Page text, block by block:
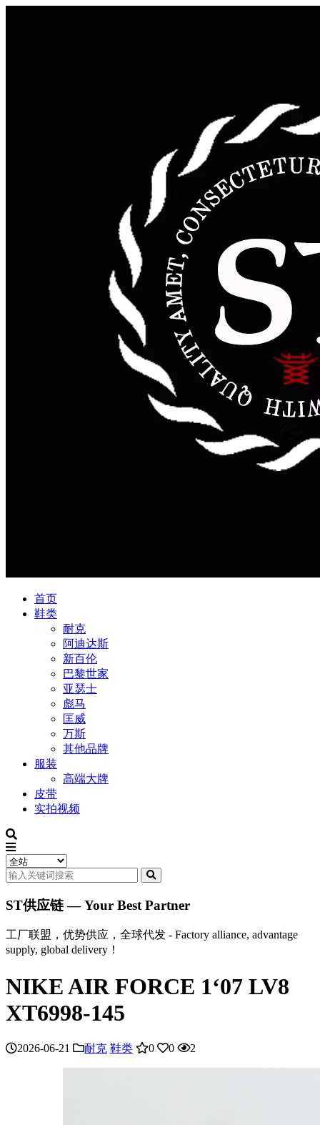
首页
鞋类
耐克
阿迪达斯
新百伦
巴黎世家
亚瑟士
彪马
匡威
万斯
其他品牌
服装
高端大牌
皮带
实拍视频
ST供应链 — Your Best Partner
工厂联盟，优势供应，全球代发 - Factory alliance, advantage
supply, global delivery！
NIKE AIR FORCE 1‘07 LV8
XT6998-145
2026-06-21 耐克 鞋类 0 0 2